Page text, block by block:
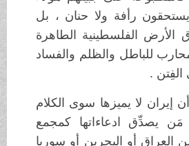
رأفة ولا حنان ، بل
الفلسطينية الطاهرة
للباطل والظلم والفساد
.
لا يميزها سوى الكلام
يصدِّق ادعاءاتها كمجمع
أو البحرين أو سوريا